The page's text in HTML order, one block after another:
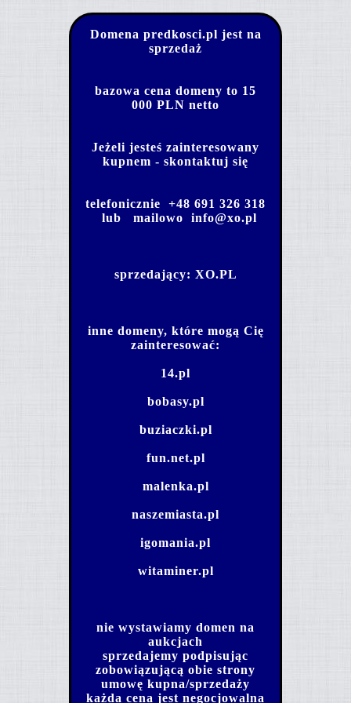
Domena predkosci.pl jest na
sprzedaż
bazowa cena domeny to 15
000 PLN netto
Jeżeli jesteś zainteresowany
kupnem - skontaktuj się
telefonicznie +48 691 326 318
lub mailowo info@xo.pl
sprzedający: XO.PL
inne domeny, które mogą Cię
zainteresować:
14.pl
bobasy.pl
buziaczki.pl
fun.net.pl
malenka.pl
naszemiasta.pl
igomania.pl
witaminer.pl
nie wystawiamy domen na
aukcjach
sprzedajemy podpisując
zobowiązującą obie strony
umowę kupna/sprzedaży
każda cena jest negocjowalna